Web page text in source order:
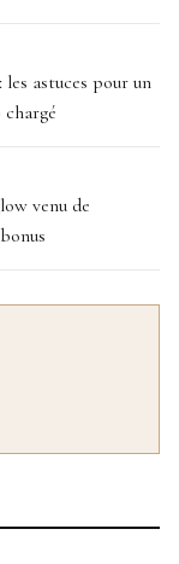
astuces pour un
venu de